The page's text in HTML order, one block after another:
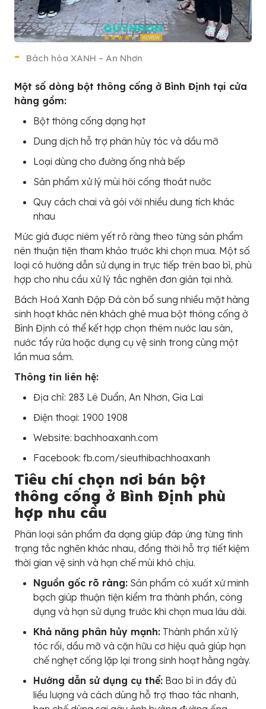
Bách hóa XANH – An Nhơn
Một số dòng bột thông cống ở Bình Định tại cửa
hàng gồm:
Bột thông cống dạng hạt
Dung dịch hỗ trợ phân hủy tóc và dầu mỡ
Loại dùng cho đường ống nhà bếp
Sản phẩm xử lý mùi hôi cống thoát nước
Quy cách chai và gói với nhiều dung tích khác
nhau
Mức giá được niêm yết rõ ràng theo từng sản phẩm
nên thuận tiện tham khảo trước khi chọn mua. Một số
loại có hướng dẫn sử dụng in trực tiếp trên bao bì, phù
hợp cho nhu cầu xử lý tắc nghẽn đơn giản tại nhà.
Bách Hoá Xanh Đập Đá còn bổ sung nhiều mặt hàng
sinh hoạt khác nên khách ghé mua bột thông cống ở
Bình Định có thể kết hợp chọn thêm nước lau sàn,
nước tẩy rửa hoặc dụng cụ vệ sinh trong cùng một
lần mua sắm.
Thông tin liên hệ:
Địa chỉ: 283 Lê Duẩn, An Nhơn, Gia Lai
Điện thoại: 1900 1908
Website: bachhoaxanh.com
Facebook: fb.com/sieuthibachhoaxanh
Tiêu chí chọn nơi bán bột
thông cống ở Bình Định phù
hợp nhu cầu
Phân loại sản phẩm đa dạng giúp đáp ứng từng tình
trạng tắc nghẽn khác nhau, đồng thời hỗ trợ tiết kiệm
thời gian vệ sinh và hạn chế mùi khó chịu.
Nguồn gốc rõ ràng: Sản phẩm có xuất xứ minh
bạch giúp thuận tiện kiểm tra thành phần, công
dụng và hạn sử dụng trước khi chọn mua lâu dài.
Khả năng phân hủy mạnh: Thành phần xử lý
tóc rối, dầu mỡ và cặn hữu cơ hiệu quả giúp hạn
chế nghẹt cống lặp lại trong sinh hoạt hằng ngày.
Hướng dẫn sử dụng cụ thể: Bao bì in đầy đủ
liều lượng và cách dùng hỗ trợ thao tác nhanh,